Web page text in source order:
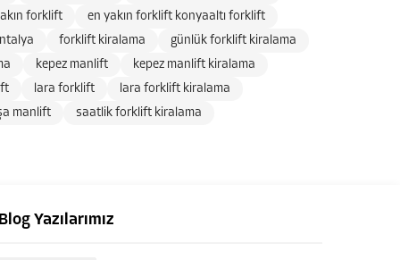
forklift
en yakın forklift konyaaltı forklift
forklift kiralama
günlük forklift kiralama
kepez manlift
kepez manlift kiralama
lara forklift
lara forklift kiralama
manlift
saatlik forklift kiralama
Blog Yazılarımız